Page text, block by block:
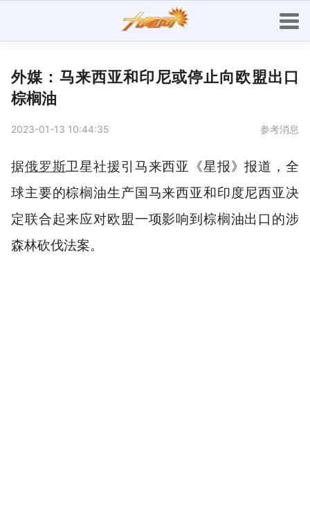
外媒：马来西亚和印尼或停止向欧盟出口
棕榈油
2023-01-13 10:44:35 参考消息
据俄罗斯卫星社援引马来西亚《星报》报道，全
球主要的棕榈油生产国马来西亚和印度尼西亚决
定联合起来应对欧盟一项影响到棕榈油出口的涉
森林砍伐法案。